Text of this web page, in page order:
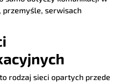
przemyśle, serwisach
rodzaj sieci opartych przede